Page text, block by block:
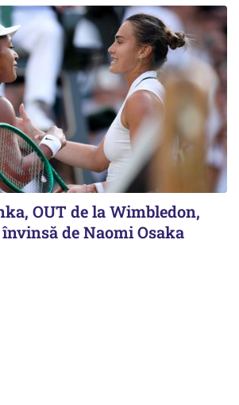
OUT de la Wimbledon,
de Naomi Osaka